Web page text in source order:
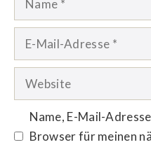
Website
Name, E-Mail-
Browser für meinen